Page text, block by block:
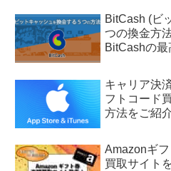
BitCash (ビ
つの換金方
BitCashの
キャリア決
フトコード
方法をご紹
Amazonギ
買取サイト